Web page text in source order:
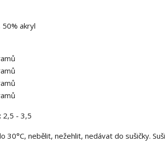
50% akryl
2,5 - 3,5
30°C, nebělit, nežehlit, nedávat do sušičky.